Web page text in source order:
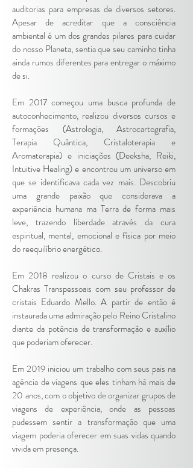
auditorias para empresas de diversos setores.
Apesar de acreditar que a consciência
ambiental é um dos grandes pilares para cuidar
do nosso Planeta, sentia que seu caminho tinha
ainda rumos diferentes para entregar o máximo
de si.
Em 2017 começou uma busca profunda de
autoconhecimento, realizou diversos cursos e
formações (Astrologia, Astrocartografia,
Terapia Quântica, Cristaloterapia e
Aromaterapia) e iniciações (Deeksha, Reiki,
Intuitive Healing) e encontrou um universo em
que se identificava cada vez mais. Descobriu
uma grande paixão que considerava a
experiência humana ma Terra de forma mais
leve, trazendo liberdade através da cura
espiritual, mental, emocional e física por meio
do reequilíbrio energético.
Em 2018 realizou o curso de Cristais e os
Chakras Transpessoais com seu professor de
cristais Eduardo Mello. A partir de então é
instaurada uma admiração pelo Reino Cristalino
diante da potência de transformação e auxílio
que poderiam oferecer.
Em 2019 iniciou um trabalho com seus pais na
agência de viagens que eles tinham há mais de
20 anos, com o objetivo de organizar grupos de
viagens de experiência, onde as pessoas
pudessem sentir a transformação que uma
viagem poderia oferecer em suas vidas quando
vivida em presença.